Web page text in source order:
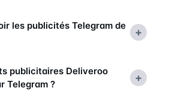
les publicités Telegram de
+
publicitaires Deliveroo
Telegram ?
+